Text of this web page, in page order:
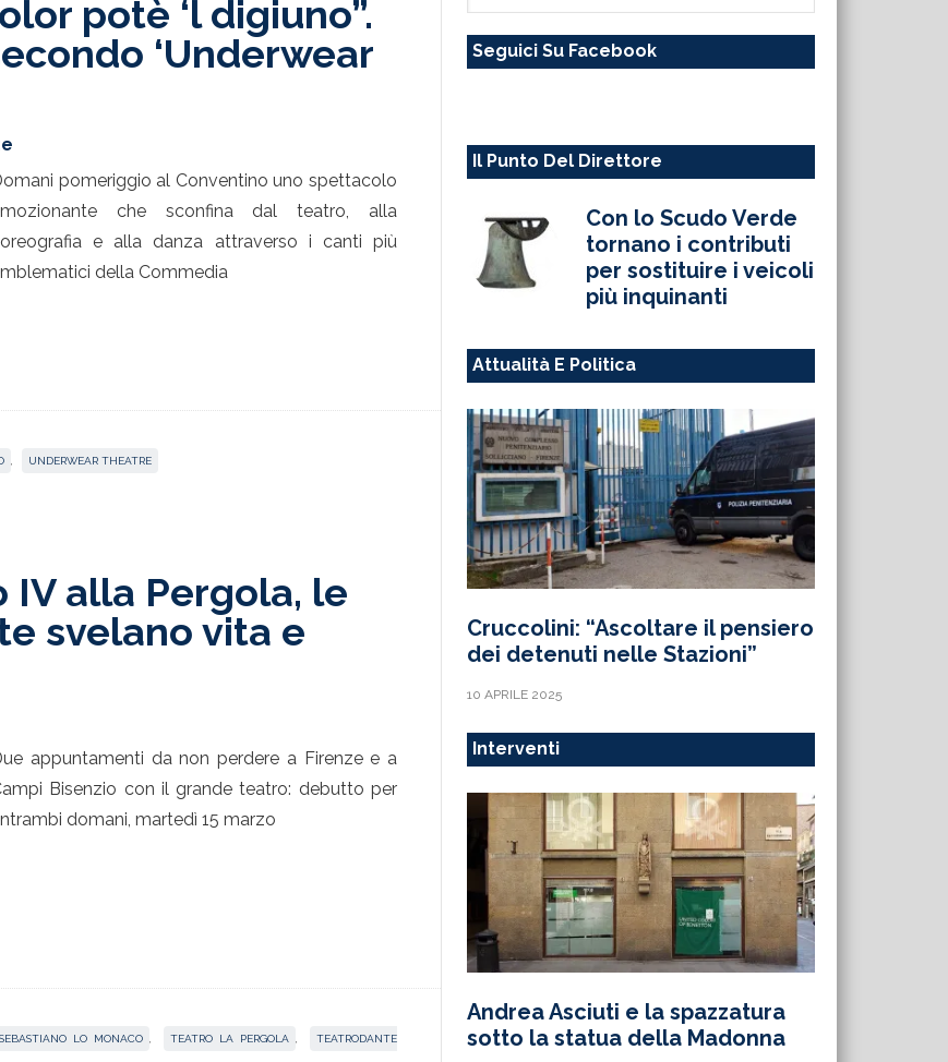
potè ‘l digiuno”.
‘Underwear
pomeriggio al Conventino uno spettacolo
che sconfina dal teatro, alla
e alla danza attraverso i canti più
della Commedia
UNDERWEAR THEATRE
IV alla Pergola, le
svelano vita e
appuntamenti da non perdere a Firenze e a
Bisenzio con il grande teatro: debutto per
domani, martedì 15 marzo
SEBASTIANO LO MONACO TEATRO LA PERGOLA TEATRODANTE
sito
Seguici Su Facebook
Il Punto Del Direttore
Con lo Scudo Verde
tornano i contributi
per sostituire i veicoli
più inquinanti
Attualità E Politica
Cruccolini: “Ascoltare il pensiero
dei detenuti nelle Stazioni”
10 APRILE 2025
Interventi
Andrea Asciuti e la spazzatura
sotto la statua della Madonna